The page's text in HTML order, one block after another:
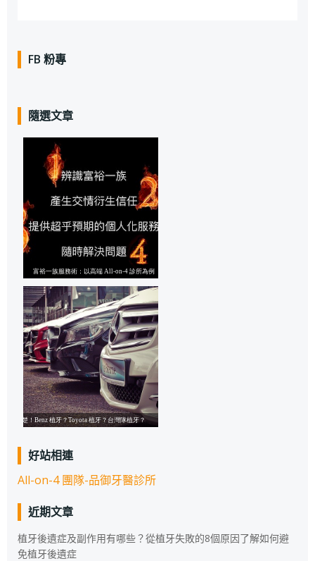
FB 粉專
隨選文章
好站相連
All-on-4 團隊-品御牙醫診所
近期文章
植牙後遺症及副作用有哪些？從植牙失敗的8個原因了解如何避
免植牙後遺症